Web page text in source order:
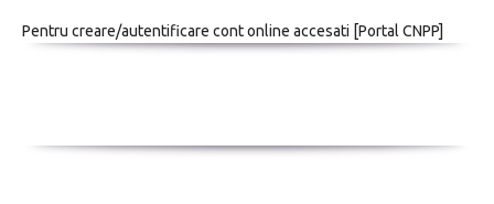
Pentru creare/autentificare cont online accesati [Portal CNPP]